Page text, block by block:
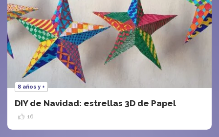
8 años y +
DIY de Navidad: estrellas 3D de Papel
16